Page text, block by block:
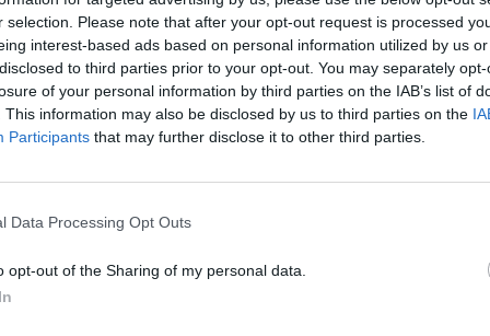
selection. Please note that after your opt-out request is processed
interest-based ads based on personal information utilized by us
to third parties prior to your opt-out. You may separately
of your personal information by third parties on the IAB’s list of
This information may also be disclosed by us to third parties on the
Participants that may further disclose it to other third parties.
Data Processing Opt Outs
opt-out of the Sharing of my personal data.
única que siempre ha sido el territorio español,
milenarias aunque de idiosincrasia propia y única.
as, y los gallego/as, y los andaluce/as, y los
lo que realmente son: Españoles, regidos
su tiempo y que junto a la monarquía, desde mi
a un territorio con forma de piel de toro.
lo mismo que deshacernos del clavillo de un
una de las varillas que lo conforman y le otorgan